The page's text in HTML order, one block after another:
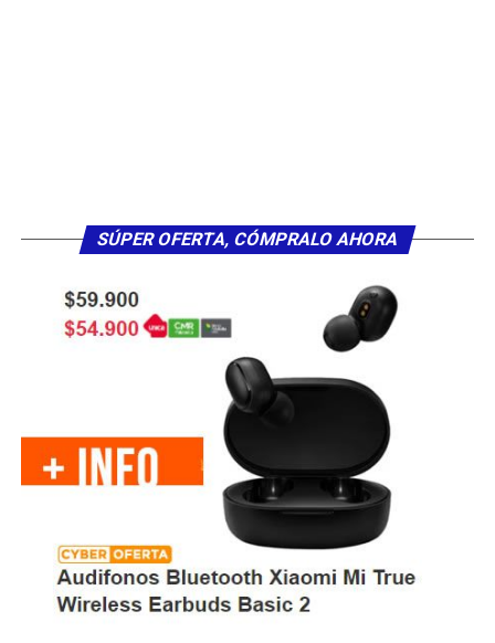
SÚPER OFERTA, CÓMPRALO AHORA